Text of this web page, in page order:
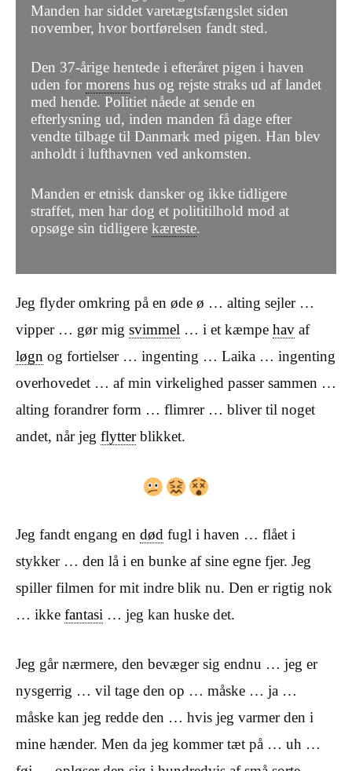
Manden har siddet varetægtsfængslet siden
november, hvor bortførelsen fandt sted.
Den 37-årige hentede i efteråret pigen i haven
uden for morens hus og rejste straks ud af landet
med hende. Politiet nåede at sende en
efterlysning ud, inden manden få dage efter
vendte tilbage til Danmark med pigen. Han blev
anholdt i lufthavnen ved ankomsten.
Manden er etnisk dansker og ikke tidligere
straffet, men har dog et polititilhold mod at
opsøge sin tidligere kæreste.
Jeg flyder omkring på en øde ø … alting sejler …
vipper … gør mig svimmel … i et kæmpe hav af
løgn og fortielser … ingenting … Laika … ingenting
overhovedet … af min virkelighed passer sammen …
alting forandrer form … flimrer … bliver til noget
andet, når jeg flytterblikket.
Jeg fandt engang en død fugl i haven … flået i
stykker … den lå i en bunke af sine egne fjer. Jeg
spiller filmen for mit indre blik nu. Den er rigtig nok
… ikke fantasi … jeg kan huske det.
Jeg går nærmere, den bevæger sig endnu … jeg er
nysgerrig … vil tage den op … måske … ja …
måske kan jeg redde den … hvis jeg varmer den i
mine hænder. Men da jeg kommer tæt på … uh …